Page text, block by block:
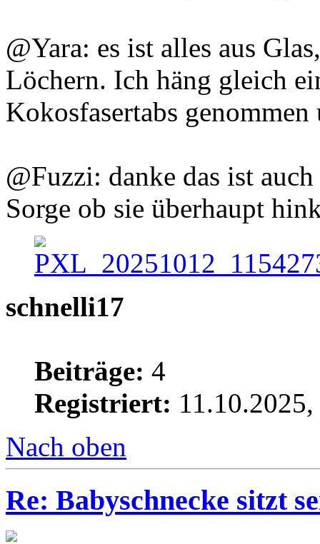
@Yara: es ist alles aus
Löchern. Ich häng gleich
Kokosfasertabs
@Fuzzi: danke das ist
Sorge ob sie überhaupt
schnelli17
Beiträge: 4
Registriert:
Nach oben
Re: Babyschnecke sitzt